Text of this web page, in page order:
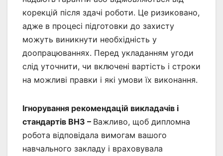
корекцій після здачі роботи. Це ризиковано,
адже в процесі підготовки до захисту
можуть виникнути необхідність у
доопрацюваннях. Перед укладанням угоди
слід уточнити, чи включені вартість і строки
на можливі правки і які умови їх виконання.
Ігнорування рекомендацій викладачів і
стандартів ВНЗ – Важливо, щоб дипломна
робота відповідала вимогам вашого
навчального закладу і враховувала